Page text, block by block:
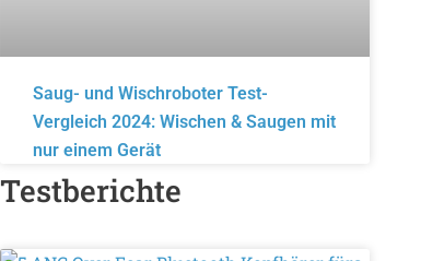
Saug- und Wischroboter Test-
Vergleich 2024: Wischen & Saugen mit
nur einem Gerät
Testberichte